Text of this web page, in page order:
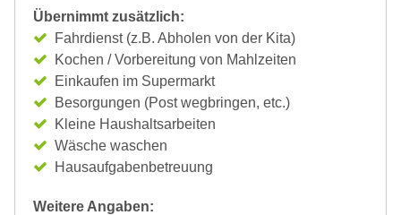
Übernimmt zusätzlich:
Fahrdienst (z.B. Abholen von der Kita)
Kochen / Vorbereitung von Mahlzeiten
Einkaufen im Supermarkt
Besorgungen (Post wegbringen, etc.)
Kleine Haushaltsarbeiten
Wäsche waschen
Hausaufgabenbetreuung
Weitere Angaben: